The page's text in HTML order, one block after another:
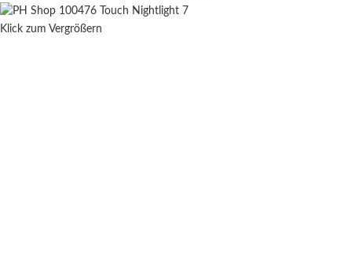
Klick zum Vergrößern